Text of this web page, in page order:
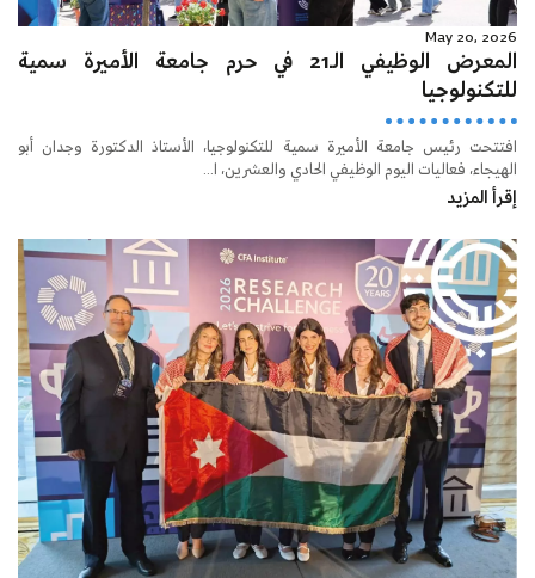
May 20, 2026
المعرض الوظيفي الـ21 في حرم جامعة الأميرة سمية
للتكنولوجيا
افتتحت رئيس جامعة الأميرة سمية للتكنولوجيا، الأستاذ الدكتورة وجدان أبو
الهيجاء، فعاليات اليوم الوظيفي الحادي والعشرين، ا...
إقرأ المزيد